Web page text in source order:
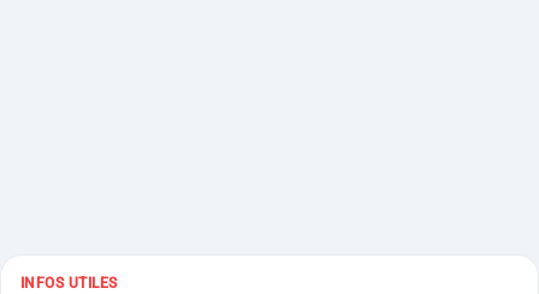
INFOS UTILES